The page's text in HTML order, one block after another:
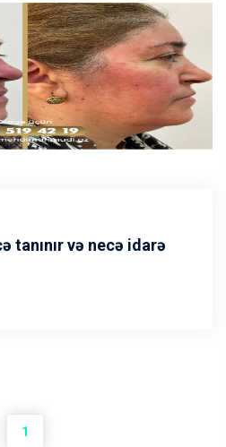
tanınır və necə idarə
1